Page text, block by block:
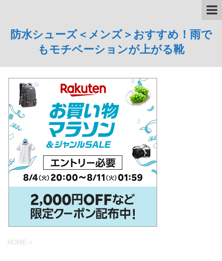
防水シューズ＜メンズ＞おすすめ！雨で
もモチベーションが上がる靴
HOME >